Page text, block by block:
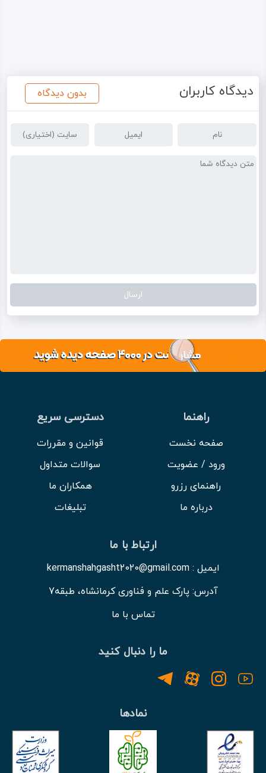
دیدگاه کاربران بدون دیدگاه
راهنما
صفحه نخست
ورود / عضویت
راهنمای رزرو
درباره ما
دسترسی سریع
قوانین و مقررات
سوالات متداول
همکاران ما
تبلیغات
ارتباط با ما
ایمیل : kermanshahgasht2020@gmail.com
آدرس: پارک علم و فناوری کرمانشاه، طبقه7
تماس با ما
ما را دنبال کنید
نمادها